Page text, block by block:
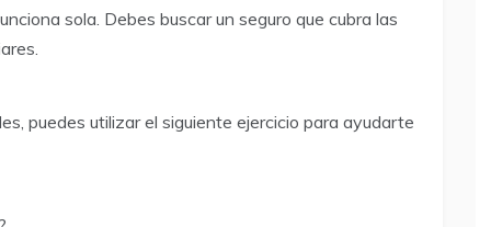
sola. Debes buscar un seguro que cubra las
puedes utilizar el siguiente ejercicio para ayudarte